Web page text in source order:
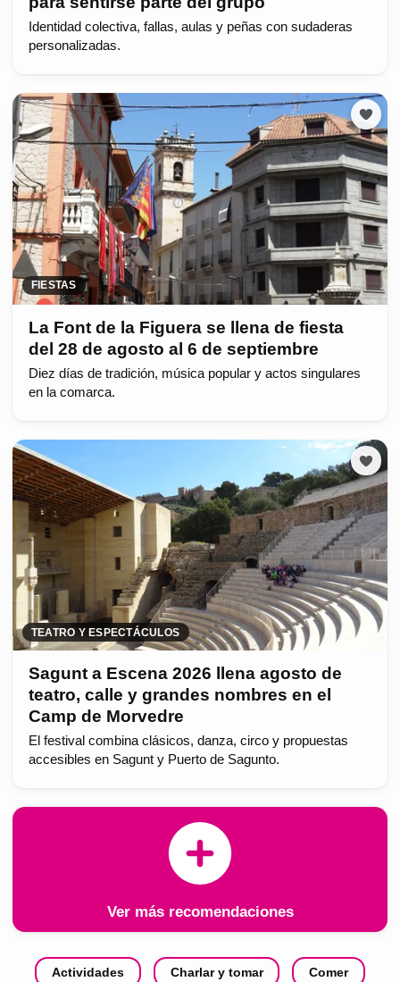
Identidad colectiva, fallas, aulas y peñas con sudaderas
personalizadas.
FIESTAS
La Font de la Figuera se llena de fiesta
del 28 de agosto al 6 de septiembre
Diez días de tradición, música popular y actos singulares
en la comarca.
TEATRO Y ESPECTÁCULOS
Sagunt a Escena 2026 llena agosto de
teatro, calle y grandes nombres en el
Camp de Morvedre
El festival combina clásicos, danza, circo y propuestas
accesibles en Sagunt y Puerto de Sagunto.
Ver más recomendaciones
Actividades Charlar y tomar Comer